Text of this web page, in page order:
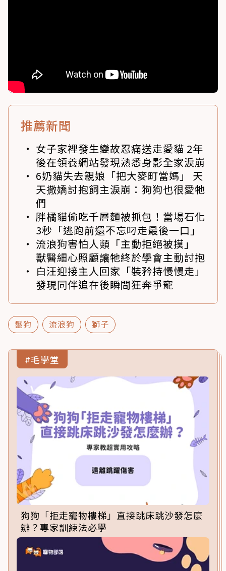
推薦新聞
女子家裡發生變故忍痛送走愛貓 2年
後在領養網站發現熟悉身影全家淚崩
6奶貓失去親娘「把大麥町當媽」 天
天撒嬌討抱飼主淚崩：狗狗也很愛牠
們
胖橘貓偷吃千層麵被抓包！當場石化
3秒「逃跑前還不忘叼走最後一口」
流浪狗害怕人類「主動拒絕被摸」
獸醫細心照顧讓牠終於學會主動討抱
白汪迎接主人回家「裝矜持慢慢走」
發現同伴追在後瞬間狂奔爭寵
鬣狗 流浪狗 獅子
#毛學堂
狗狗「拒走寵物樓梯」直接跳床跳沙發怎麼
辦？專家訓練法必學